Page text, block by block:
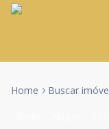
Home Buscar